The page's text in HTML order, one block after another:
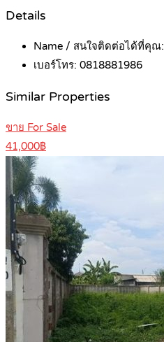
Details
Name / สนใจติดต่อได้ที่คุณ:
เบอร์โทร: 0818881986
Similar Properties
ขาย For Sale
41,000฿